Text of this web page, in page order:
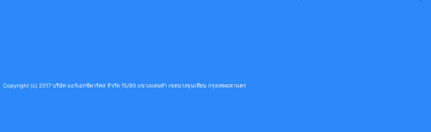
Copyright (c) 2017 บริษัท แอร์เอกซ์พาร์คส จำกัด 15/90 แขวงแสมดำ เขตบางขุนเทียน กรุงเทพมหานคร